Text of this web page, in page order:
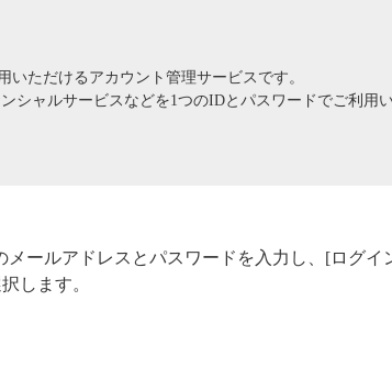
ただけるアカウント管理サービスです。
シャルサービスなどを1つのIDとパスワードでご利用
ールアドレスとパスワードを入力し、[ログ
します。